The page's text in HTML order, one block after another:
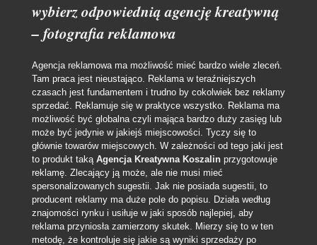
wybierz odpowiednią agencję kreatywną
– fotografia reklamowa
Agencja reklamowa ma możliwość mieć bardzo wiele zleceń.
Tam praca jest nieustająco. Reklama w teraźniejszych
czasach jest fundamentem i trudno by cokolwiek bez reklamy
sprzedać. Reklamuje się w praktyce wszystko. Reklama ma
możliwość być globalna czyli mająca bardzo duży zasięg lub
może być jedynie w jakiejś miejscowości. Tyczy się to
głównie towarów miejscowych. W zależności od tego jaki jest
to produkt taką Agencja Kreatywna Koszalinprzygotowuje
reklamę. Zlecający ją może, ale nie musi mieć
spersonalizowanych sugestii. Jak nie posiada sugestii, to
producent reklamy ma duże pole do popisu. Działa według
znajomości rynku i usiłuje w jaki sposób najlepiej, aby
reklama przyniosła zamierzony skutek. Mierzy się to w ten
metodę, że kontroluje się jakie są wyniki sprzedaży po